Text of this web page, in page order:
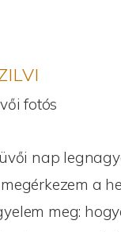
fotós
nap
a
meg: